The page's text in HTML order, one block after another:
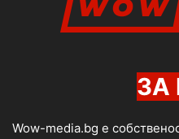
ЗА
Wow-media.bg е